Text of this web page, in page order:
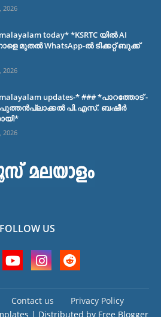
2026
today* *KSRTC യിൽ AI
മുതൽ WhatsApp-ൽ ടിക്കറ്റ് ബുക്ക്
2026
updates-* ### *പാറത്തോട് -
പുത്തൻപ്ലാക്കൽ പി.എസ്. ബഷീർ
2026
FOLLOW US
Contact us
Privacy Policy
| Distributed by Free Blogger